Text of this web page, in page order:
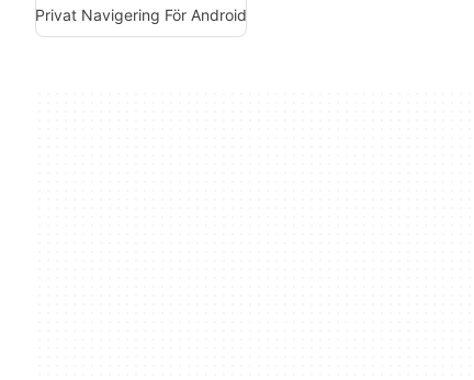
Privat Navigering För Android